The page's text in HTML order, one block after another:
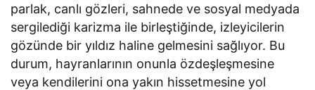
parlak, canlı gözleri, sahnede ve sosyal medyada
sergilediği karizma ile birleştiğinde, izleyicilerin
gözünde bir yıldız haline gelmesini sağlıyor. Bu
durum, hayranlarının onunla özdeşleşmesine
veya kendilerini ona yakın hissetmesine yol